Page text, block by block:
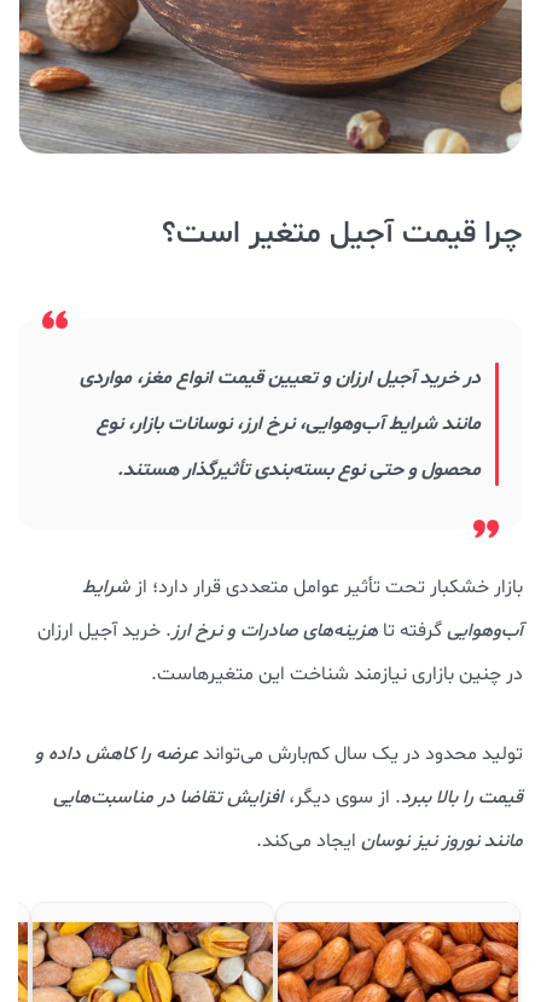
چرا قیمت آجیل متغیر است؟
در خرید آجیل ارزان و تعیین قیمت انواع مغز، مواردی
مانند شرایط آب‌وهوایی، نرخ ارز، نوسانات بازار، نوع
محصول و حتی نوع بسته‌بندی تأثیرگذار هستند.
بازار خشکبار تحت تأثیر عوامل متعددی قرار دارد؛ از شرایط
آب‌وهواییگرفته تا هزینه‌های صادرات و نرخ ارز. خرید آجیل ارزان
در چنین بازاری نیازمند شناخت این متغیرهاست.
تولید محدود در یک سال کم‌بارش می‌تواندعرضه را کاهش داده و
قیمت را بالا ببرد. از سوی دیگر،افزایش تقاضا در مناسبت‌هایی
مانند نوروز نیز نوسان ایجاد می‌کند.